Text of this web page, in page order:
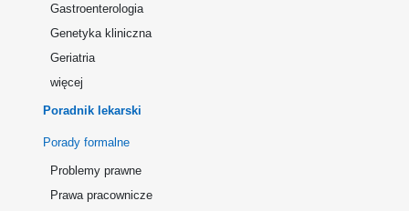
Gastroenterologia
Genetyka kliniczna
Geriatria
więcej
Poradnik lekarski
Porady formalne
Problemy prawne
Prawa pracownicze